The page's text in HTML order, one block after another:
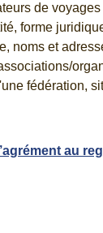
de
forme
noms et
fédération,
au